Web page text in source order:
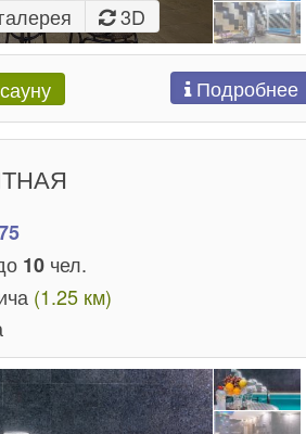
3D
Подробнее
10 чел.
(1.25 км)